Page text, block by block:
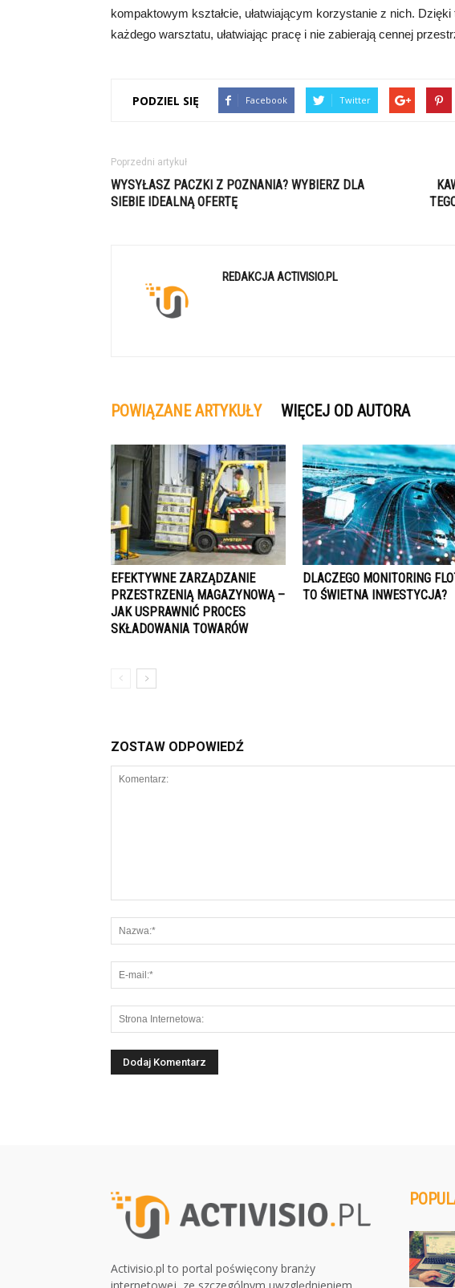
kompaktowym kształcie, ułatwiającym korzystanie z nich.
każdego warsztatu, ułatwiając pracę i nie zabierają cennej
PODZIEL SIĘ Facebook Twitter
Poprzedni artykuł
WYSYŁASZ PACZKI Z POZNANIA? WYBIERZ DLA
SIEBIE IDEALNĄ OFERTĘ
REDAKCJA ACTIVISIO.PL
POWIĄZANE ARTYKUŁY WIĘCEJ OD AUTORA
EFEKTYWNE ZARZĄDZANIE
PRZESTRZENIĄ MAGAZYNOWĄ –
JAK USPRAWNIĆ PROCES
SKŁADOWANIA TOWARÓW
DLACZEGO MONITORING
TO ŚWIETNA INWESTYCJA?
ZOSTAW ODPOWIEDŹ
Activisio.pl to portal poświęcony branży